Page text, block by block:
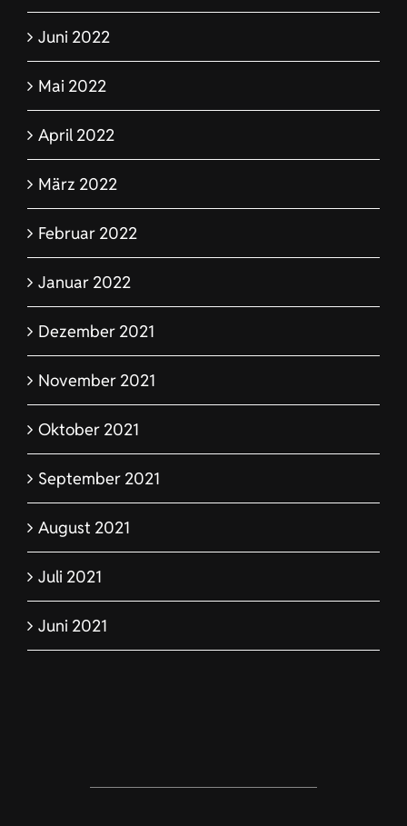
Juni 2022
Mai 2022
April 2022
März 2022
Februar 2022
Januar 2022
Dezember 2021
November 2021
Oktober 2021
September 2021
August 2021
Juli 2021
Juni 2021